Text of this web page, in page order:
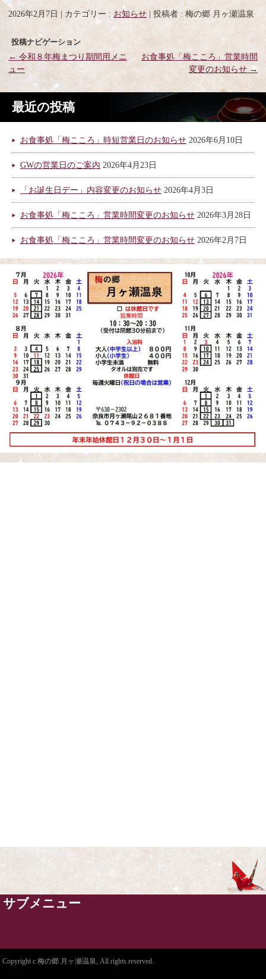
2026年2月7日 | カテゴリー :お知らせ | 投稿者 : 梅の郷 月ヶ瀬温泉
投稿ナビゲーション
← 令和８年梅まつり期間用メニ
ュー
お食事処「梅こころ」営業時間
変更のお知らせ →
最近の投稿
お食事処「梅こころ」時短営業日のお知らせ 2026年6月10日
GWの営業日のご案内 2026年4月23日
「お誕生日デー」内容変更のお知らせ 2026年4月3日
お食事処「梅こころ」営業時間変更のお知らせ 2026年3月28日
お食事処「梅こころ」営業時間変更のお知らせ 2026年2月7日
サブメニュー
Copyright c 梅の郷 月ヶ瀬温泉, All rights reserved.